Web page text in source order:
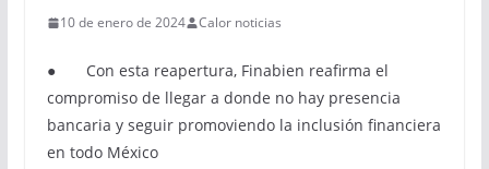
10 de enero de 2024 Calor noticias
● Con esta reapertura, Finabien reafirma el
compromiso de llegar a donde no hay presencia
bancaria y seguir promoviendo la inclusión financiera
en todo México